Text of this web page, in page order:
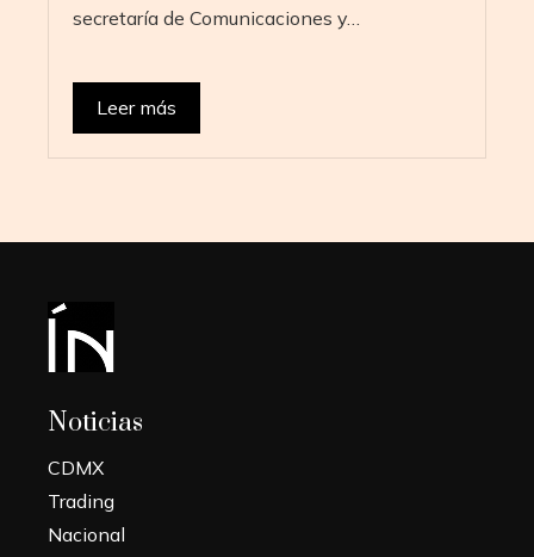
secretaría de Comunicaciones y…
Leer más
Noticias
CDMX
Trading
Nacional